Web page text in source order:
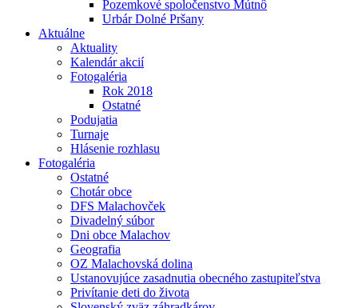
Pozemkové spoločenstvo Mútnô
Urbár Dolné Pršany
Aktuálne
Aktuality
Kalendár akcií
Fotogaléria
Rok 2018
Ostatné
Podujatia
Turnaje
Hlásenie rozhlasu
Fotogaléria
Ostatné
Chotár obce
DFS Malachovček
Divadelný súbor
Dni obce Malachov
Geografia
OZ Malachovská dolina
Ustanovujúce zasadnutia obecného zastupiteľstva
Privítanie deti do života